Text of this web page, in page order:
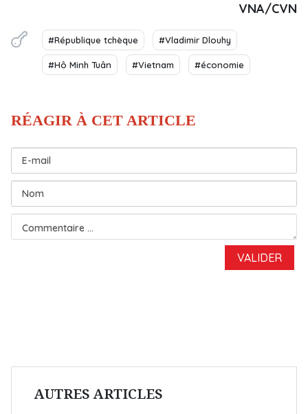
VNA/CVN
#République tchèque #Vladimir Dlouhy
#Hô Minh Tuân #Vietnam #économie
AUTRES ARTICLES